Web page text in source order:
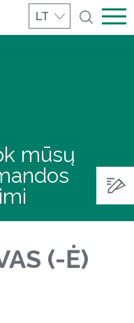
LT
mūsų
(-Ė)